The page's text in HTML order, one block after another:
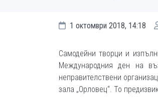
1 октомври 2018, 14:18
Самодейни творци и
Международния ден на
неправителствени
зала „Орловец“. То